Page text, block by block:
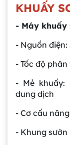
KHUẤY
- Máy khuấy
- Nguồn điện:
- Tốc độ
- Mẻ khuấy:
dung dịch
- Cơ cấu
- Khung